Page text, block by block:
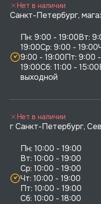
Санкт-Петербург,
Пн: 9:00 - 19:00Вт:
19:00Ср: 9:00 -
9:00 - 19:00Пт: 9:00 -
19:00Сб: 11:00 -
выходной
Нет в наличии
г Санкт-Петербург,
Пн: 10:00 - 19:00
Вт: 10:00 - 19:00
Ср: 10:00 - 19:00
Чт: 10:00 - 19:00
Пт: 10:00 - 19:00
Сб: 10:00 - 18:00
Нет в наличии